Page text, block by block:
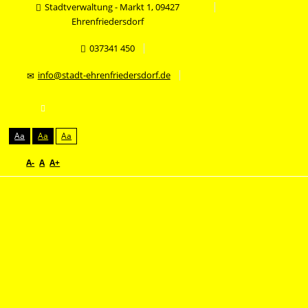
Stadtverwaltung - Markt 1, 09427
Ehrenfriedersdorf
037341 450
info@stadt-ehrenfriedersdorf.de
Aa Aa Aa
A- A A+